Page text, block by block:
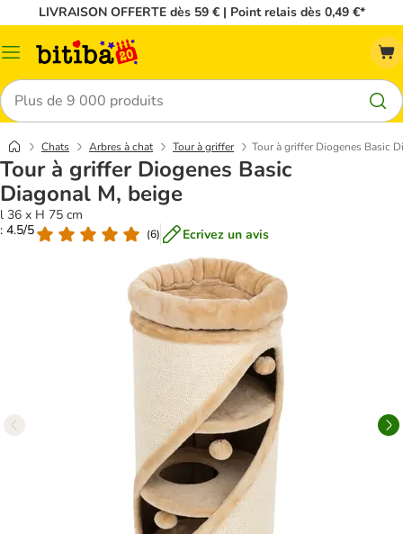
LIVRAISON OFFERTE dès 59 € | Point relais dès 0,49 €*
Menu
Rechercher
Chats Arbres à chat Tour à griffer Tour à griffer Diogenes Basic
Tour à griffer Diogenes Basic
Diagonal M, beige
l 36 x H 75 cm
: 4.5/5
(6) Ecrivez un avis